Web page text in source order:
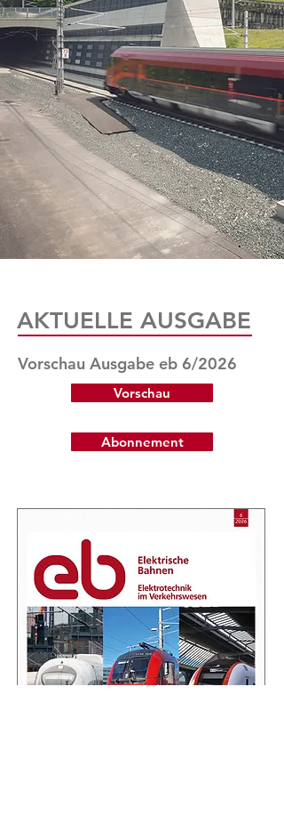
AKTUELLE AUSGABE
Vorschau Ausgabe eb 6/2026
Vorschau
Abonnement